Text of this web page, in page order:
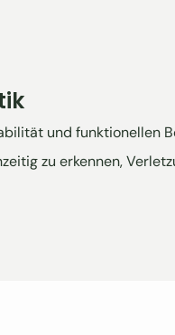
und funktionellen
zu erkennen,